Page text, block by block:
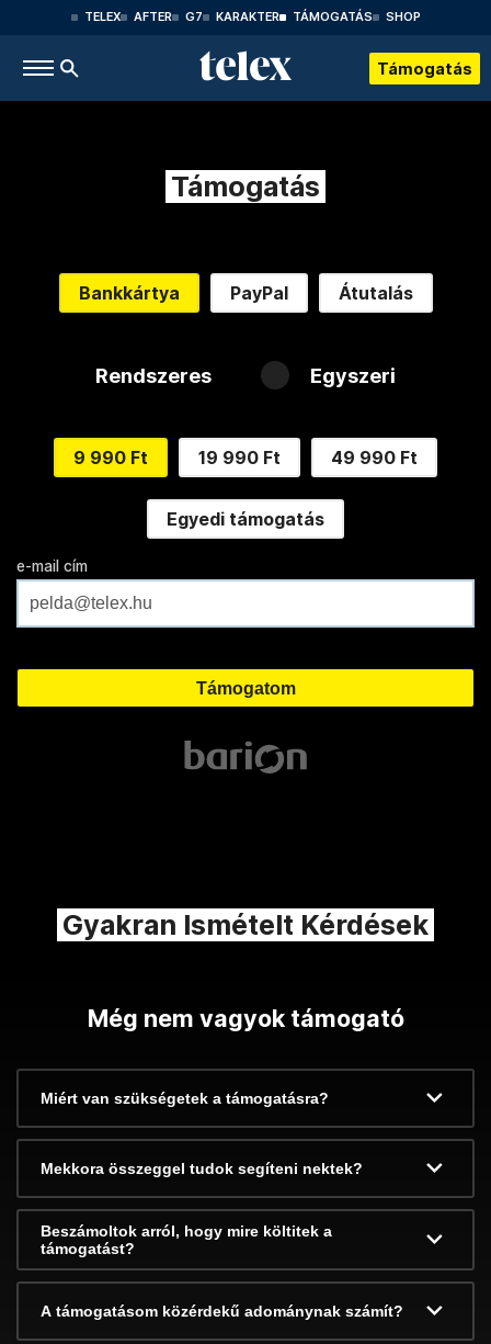
TELEX AFTER G7 KARAKTER TÁMOGATÁS SHOP
Támogatás
Támogatás
Bankkártya PayPal Átutalás
Rendszeres Egyszeri
9 990 Ft 19 990 Ft 49 990 Ft
Egyedi támogatás
e-mail cím
Gyakran Ismételt Kérdések
Még nem vagyok támogató
Miért van szükségetek a támogatásra?
Mekkora összeggel tudok segíteni nektek?
Beszámoltok arról, hogy mire költitek a
támogatást?
A támogatásom közérdekű adománynak számít?